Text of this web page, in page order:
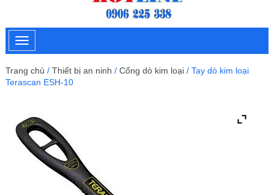
Trang chủ / Thiết bị an ninh / Cổng dò kim loại / Tay dò kim loại
Terascan ESH-10